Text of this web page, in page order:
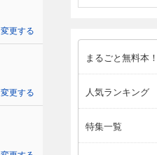
まるごと無料本！
人気ランキング
特集一覧
変更する
変更する